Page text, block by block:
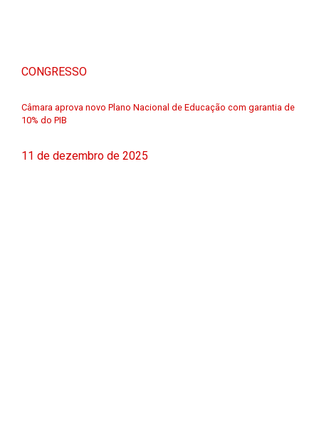
CONGRESSO
Câmara aprova novo Plano Nacional de Educação com garantia de
10% do PIB
11 de dezembro de 2025